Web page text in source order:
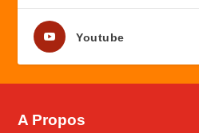
Youtube
A Propos